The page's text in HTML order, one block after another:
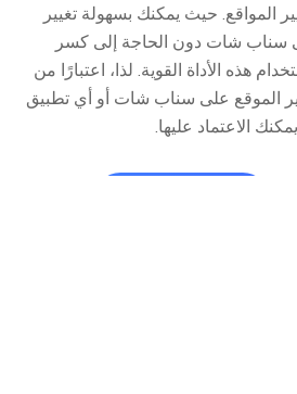
المواقع. حيث يمكنك بسهولة تغيير
سناب شات دون الحاجة إلى كسر
هذه الأداة القوية. لذا، اعتبارًا من
الموقع على سناب شات أو أي تطبيق
الاعتماد عليها.